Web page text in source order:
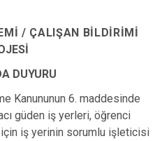
/ ÇALIŞAN BİLDİRİMİ
DUYURU
6. maddesinde
güden iş yerleri, öğrenci
için iş yerinin sorumlu işleticisi